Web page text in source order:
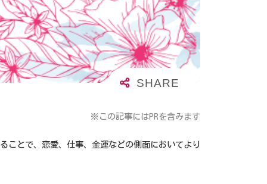
※この記事にはPRを含みます
ことで、恋愛、仕事、金運などの側面においてより